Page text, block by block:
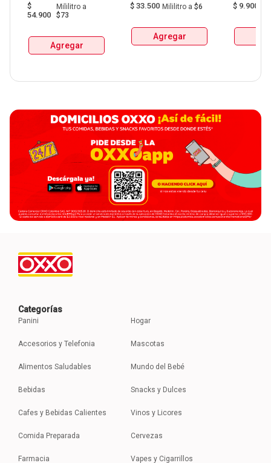
De Manzanares
$
54.900
Mililitroa
$73
Agregar
$ 33.500 Mililitro a $6
Agregar
$ 9.900
Categorías
Panini
Accesorios y Telefonia
Alimentos Saludables
Bebidas
Cafes y Bebidas Calientes
Comida Preparada
Farmacia
Hogar
Mascotas
Mundo del Bebé
Snacks y Dulces
Vinos y Licores
Cervezas
Vapes y Cigarrillos